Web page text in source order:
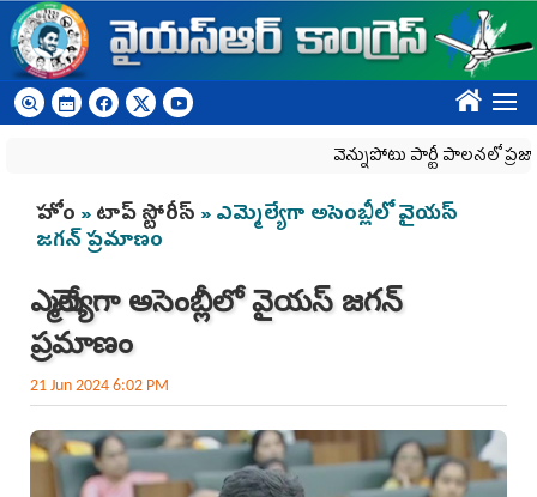
Skip to main content
????
వెన్నుపోటు పార్టీ పాలనలో
You are here
హోం »టాప్ స్టోరీస్ » ఎమ్మెల్యేగా అసెంబ్లీలో వైయస్
జగన్ ప్రమాణం
ఎమ్మెల్యేగా అసెంబ్లీలో వైయస్ జగన్
ప్రమాణం
21 Jun 2024 6:02 PM